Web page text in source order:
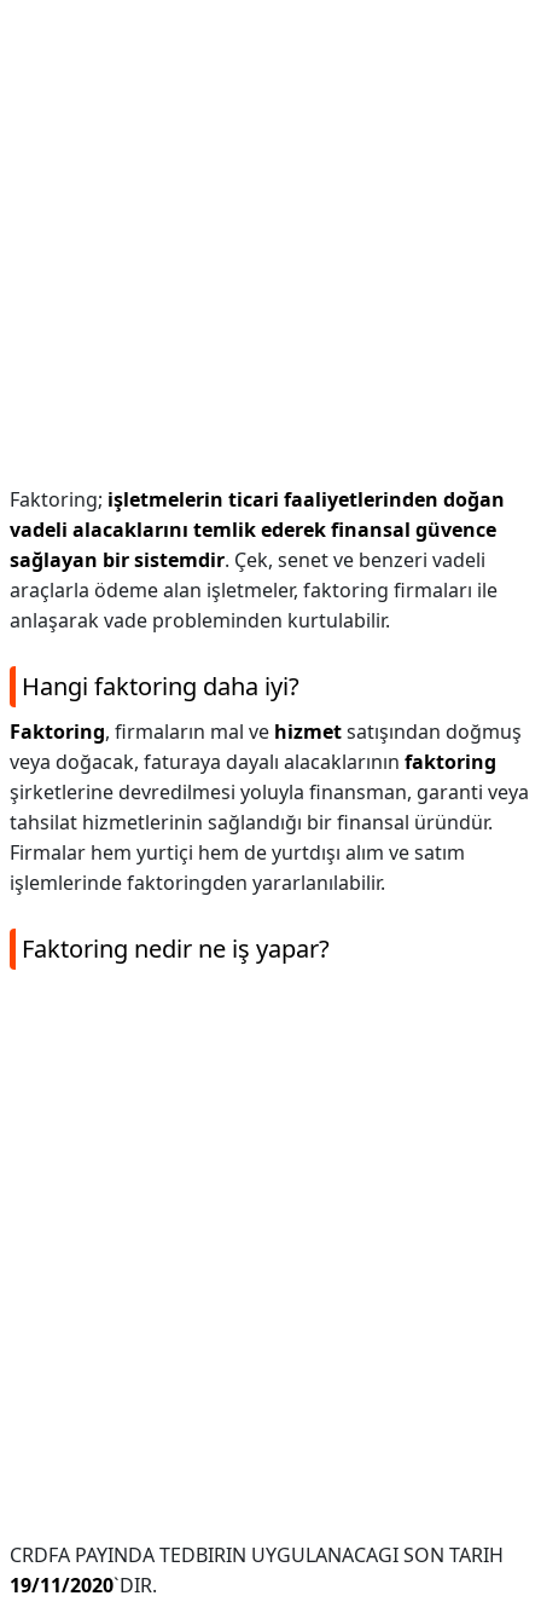
Faktoring; işletmelerin ticari faaliyetlerinden doğan
vadeli alacaklarını temlik ederek finansal güvence
sağlayan bir sistemdir. Çek, senet ve benzeri vadeli
araçlarla ödeme alan işletmeler, faktoring firmaları ile
anlaşarak vade probleminden kurtulabilir.
Hangi faktoring daha iyi?
Faktoring, firmaların mal ve hizmetsatışından doğmuş
veya doğacak, faturaya dayalı alacaklarının faktoring
şirketlerine devredilmesi yoluyla finansman, garanti veya
tahsilat hizmetlerinin sağlandığı bir finansal üründür.
Firmalar hem yurtiçi hem de yurtdışı alım ve satım
işlemlerinde faktoringden yararlanılabilir.
Faktoring nedir ne iş yapar?
CRDFA PAYINDA TEDBIRIN UYGULANACAGI SON TARIH
19/11/2020`DIR.